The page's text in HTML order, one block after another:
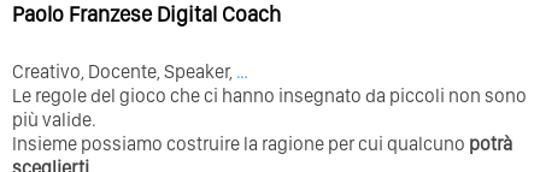
Paolo Franzese Digital Coach
Creativo, Docente, Speaker, …
Le regole del gioco che ci hanno insegnato da piccoli non sono
più valide.
Insieme possiamo costruire la ragione per cui qualcuno potrà